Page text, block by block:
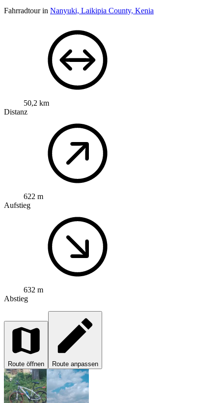
Fahrradtour in Nanyuki, Laikipia County, Kenia
50,2 km
Distanz
622 m
Aufstieg
632 m
Abstieg
Route öffnen Route anpassen